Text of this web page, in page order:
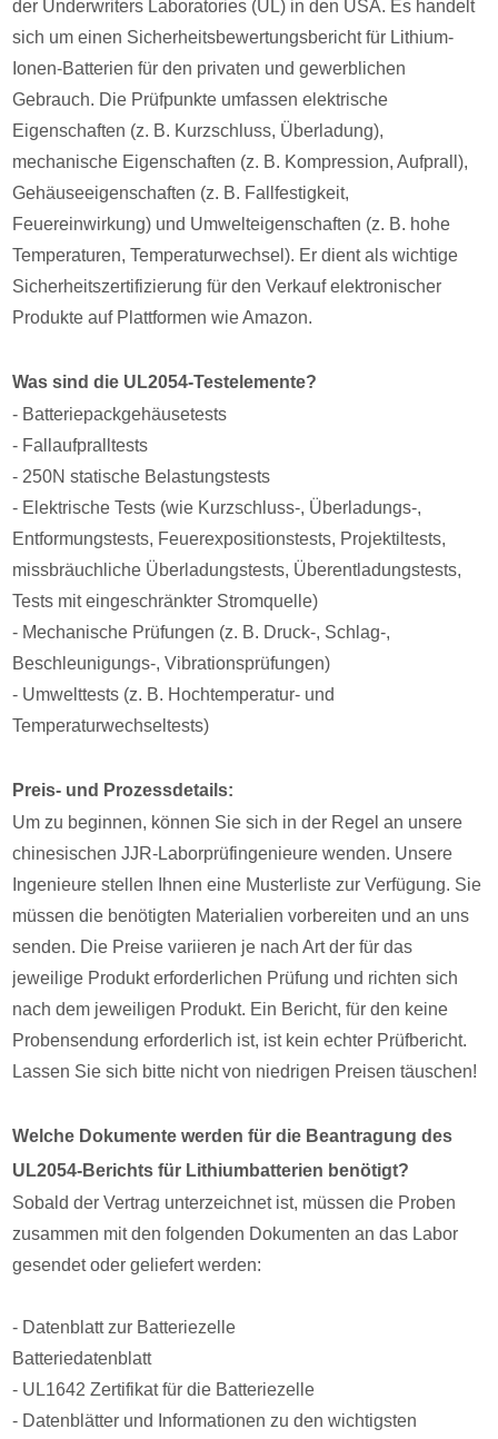
der Underwriters Laboratories (UL) in den USA. Es handelt
sich um einen Sicherheitsbewertungsbericht für Lithium-
Ionen-Batterien für den privaten und gewerblichen
Gebrauch. Die Prüfpunkte umfassen elektrische
Eigenschaften (z. B. Kurzschluss, Überladung),
mechanische Eigenschaften (z. B. Kompression, Aufprall),
Gehäuseeigenschaften (z. B. Fallfestigkeit,
Feuereinwirkung) und Umwelteigenschaften (z. B. hohe
Temperaturen, Temperaturwechsel). Er dient als wichtige
Sicherheitszertifizierung für den Verkauf elektronischer
Produkte auf Plattformen wie Amazon.
Was sind die UL2054-Testelemente?
- Batteriepackgehäusetests
- Fallaufpralltests
- 250N statische Belastungstests
- Elektrische Tests (wie Kurzschluss-, Überladungs-,
Entformungstests, Feuerexpositionstests, Projektiltests,
missbräuchliche Überladungstests, Überentladungstests,
Tests mit eingeschränkter Stromquelle)
- Mechanische Prüfungen (z. B. Druck-, Schlag-,
Beschleunigungs-, Vibrationsprüfungen)
- Umwelttests (z. B. Hochtemperatur- und
Temperaturwechseltests)
Preis- und Prozessdetails:
Um zu beginnen, können Sie sich in der Regel an unsere
chinesischen JJR-Laborprüfingenieure wenden. Unsere
Ingenieure stellen Ihnen eine Musterliste zur Verfügung. Sie
müssen die benötigten Materialien vorbereiten und an uns
senden. Die Preise variieren je nach Art der für das
jeweilige Produkt erforderlichen Prüfung und richten sich
nach dem jeweiligen Produkt. Ein Bericht, für den keine
Probensendung erforderlich ist, ist kein echter Prüfbericht.
Lassen Sie sich bitte nicht von niedrigen Preisen täuschen!
Welche Dokumente werden für die Beantragung des
UL2054-Berichts für Lithiumbatterien benötigt?
Sobald der Vertrag unterzeichnet ist, müssen die Proben
zusammen mit den folgenden Dokumenten an das Labor
gesendet oder geliefert werden:
- Datenblatt zur Batteriezelle
Batteriedatenblatt
- UL1642 Zertifikat für die Batteriezelle
- Datenblätter und Informationen zu den wichtigsten